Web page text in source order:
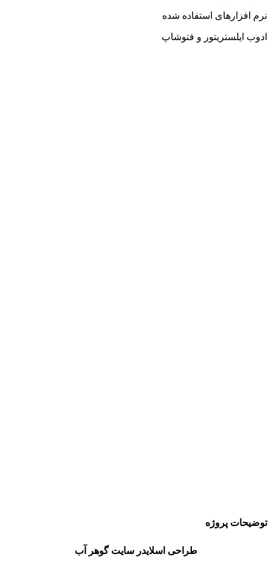
نرم افزارهای استفاده شده
ادوب ایلستریتور و فتوشاپ
توضیحات پروژه
طراحی اسلایدر سایت گوهر آب